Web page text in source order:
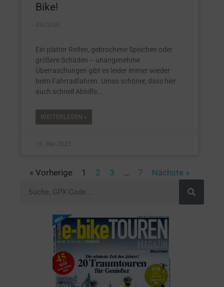
Bike!
Ein platter Reifen, gebrochene Speichen oder
größere Schäden – unangenehme
Überraschungen gibt es leider immer wieder
beim Fahrradfahren. Umso schöner, dass hier
auch schnell Abhilfe
WEITERLESEN »
15. Mai 2023
« Vorherige 1 2 3 … 7 Nächste »